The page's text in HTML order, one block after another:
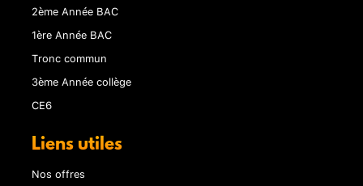
2ème Année BAC
1ère Année BAC
Tronc commun
3ème Année collège
CE6
Liens utiles
Nos offres